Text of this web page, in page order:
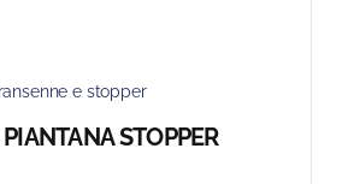
e stopper
STOPPER